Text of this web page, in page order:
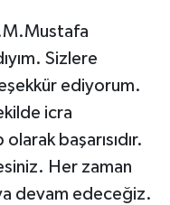
Sizlere
ediyorum.
icra
başarısıdır.
Her zaman
devam edeceğiz.